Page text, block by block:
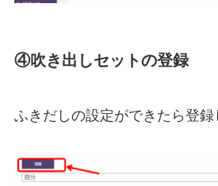
④吹き出しセットの登録
ふきだしの設定ができたら登録